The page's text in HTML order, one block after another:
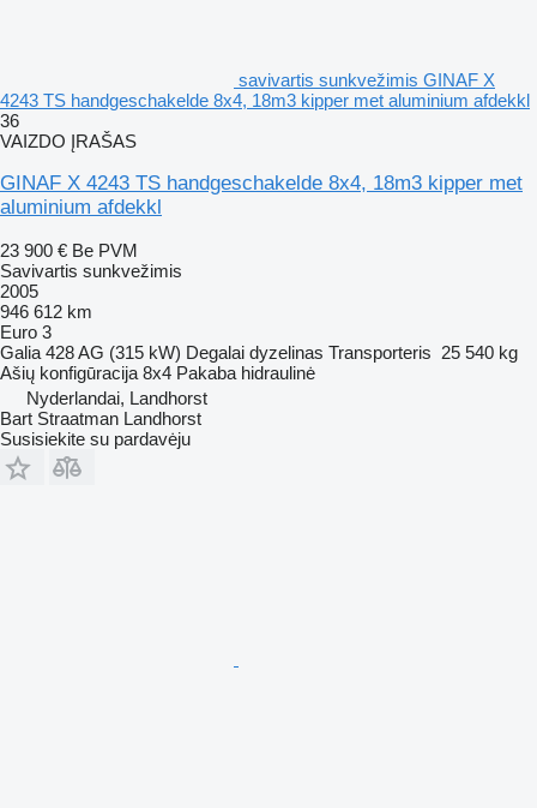
savivartis sunkvežimis GINAF X
4243 TS handgeschakelde 8x4, 18m3 kipper met aluminium afdekkl
36
VAIZDO ĮRAŠAS
GINAF X 4243 TS handgeschakelde 8x4, 18m3 kipper met
aluminium afdekkl
23 900 € Be PVM
Savivartis sunkvežimis
2005
946 612 km
Euro 3
Galia 428 AG (315 kW) Degalai dyzelinas Transporteris 25 540 kg
Ašių konfigūracija 8x4 Pakaba hidraulinė
Nyderlandai, Landhorst
Bart Straatman Landhorst
Susisiekite su pardavėju